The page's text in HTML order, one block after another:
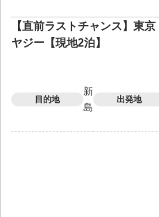
【直前ラストチャンス】東
ヤジー【現地2泊】
目的地
新
島
出発地